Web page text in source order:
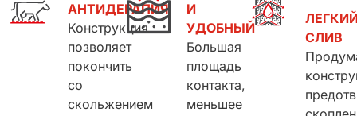
АНТИДЕРАПИЯ
Конструкция
позволяет
покончить
со
скольжением
И
УДОБНЫЙ
Большая
площадь
контакта,
меньшее
СЛИВ